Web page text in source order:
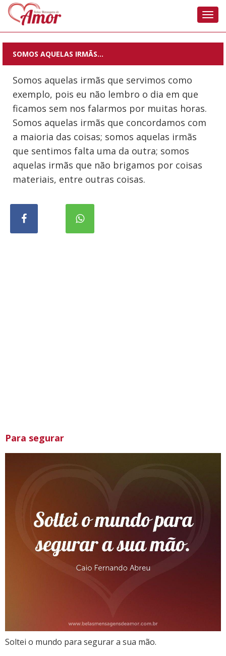
SOMOS AQUELAS IRMÃS…
Somos aquelas irmãs que servimos como
exemplo, pois eu não lembro o dia em que
ficamos sem nos falarmos por muitas horas.
Somos aquelas irmãs que concordamos com
a maioria das coisas; somos aquelas irmãs
que sentimos falta uma da outra; somos
aquelas irmãs que não brigamos por coisas
materiais, entre outras coisas.
Para segurar
Soltei o mundo para segurar a sua mão.